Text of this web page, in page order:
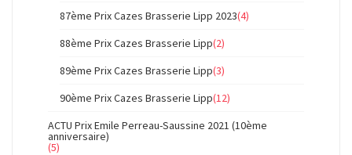
87ème Prix Cazes Brasserie Lipp 2023(4)
88ème Prix Cazes Brasserie Lipp(2)
89ème Prix Cazes Brasserie Lipp(3)
90ème Prix Cazes Brasserie Lipp(12)
ACTU Prix Emile Perreau-Saussine 2021 (10ème
anniversaire)
(5)